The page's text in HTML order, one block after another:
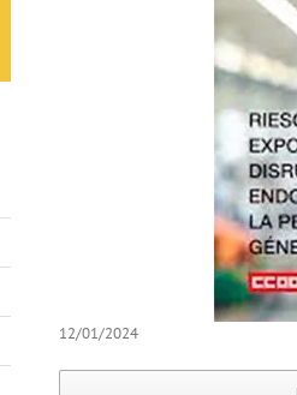
12/01/2024